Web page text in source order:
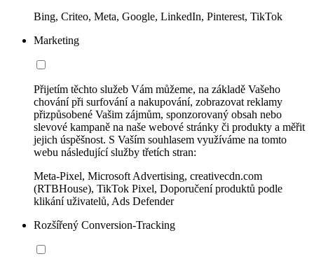
Bing, Criteo, Meta, Google, LinkedIn, Pinterest, TikTok
Marketing
Přijetím těchto služeb Vám můžeme, na základě Vašeho
chování při surfování a nakupování, zobrazovat reklamy
přizpůsobené Vašim zájmům, sponzorovaný obsah nebo
slevové kampaně na naše webové stránky či produkty a měřit
jejich úspěšnost. S Vaším souhlasem využíváme na tomto
webu následující služby třetích stran:
Meta-Pixel, Microsoft Advertising, creativecdn.com
(RTBHouse), TikTok Pixel, Doporučení produktů podle
klikání uživatelů, Ads Defender
Rozšířený Conversion-Tracking